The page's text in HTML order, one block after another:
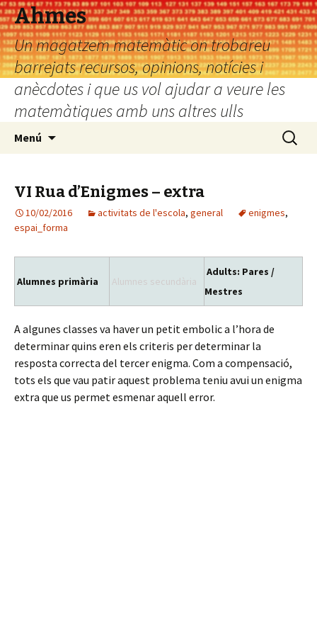
Ahmes
Un magatzem matemàtic on trobareu
barrejats recursos, opinions, notícies i
anècdotes i que us vol ajudar a veure les
matemàtiques amb uns altres ulls
Menú Cerca:
VI Rua d’Enigmes – extra
10/02/2016 activitats de l'escola, general enigmes,
espai_forma
Alumnes primària Alumnes secundària
Adults: Pares /
Mestres
A algunes classes va haver un petit embolic a l’hora de
determinar quins eren els criteris per determinar la
resposta correcta del tercer enigma. Com a compensació,
tots els que vau patir aquest problema teniu avui un enigma
extra que us permet esmenar aquell error.